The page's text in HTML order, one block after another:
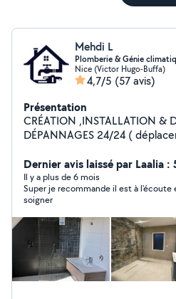
Mehdi L
Plomberie & Génie
Nice (Victor Hugo-Buffa)
4,7/5 (57 avis)
Présentation
CRÉATION ,INSTALLATION &
DÉPANNAGES 24/24 ( déplacement + devis gratuit ) -
réféction : * Alimentation * Évacuation/vidange etc. -
INSTALLATION SANITAIRE(
à douche, baignoire , chauffe-
etc.) - MAÇONNERIE (carrelage , coffrage, faux plafond
etc.) - CLIMATISATION (Pose et mise en service)
*DEVIS GRATUIT* Intervention dans tout le 06( Alpes
maritimes) et le 83 ( var ) **N'hésitez pas à m'appeler si
je ne répond pas à votre
Dernier avis laissé par Laalia :
Il y a plus de 6 mois
Super je recommande il est à
soigner